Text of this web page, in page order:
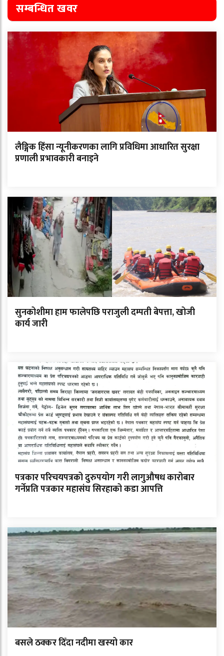
सम्बन्धित खवर
लैङ्गिक हिंसा न्यूनीकरणका लागि प्रविधिमा आधारित सुरक्षा
प्रणाली प्रभावकारी बनाइने
सुनकोशीमा हाम फालेपछि पराजुली दम्पती बेपत्ता, खोजी
कार्य जारी
पत्रकार परिचयपत्रको दुरुपयोग गरी लागुऔषध कारोबार
गर्नेप्रति पत्रकार महासंघ सिरहाको कडा आपत्ति
बसले ठक्कर दिँदा नदीमा खस्यो कार